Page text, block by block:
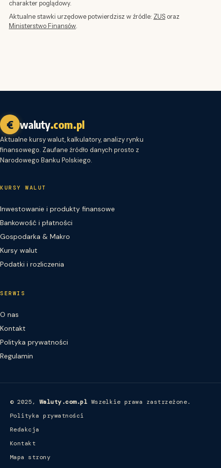
charakter poglądowy.
Aktualne stawki urzędowe potwierdzisz w źródle: ZUSoraz
Ministerstwo Finansów.
€ waluty.com.pl
Aktualne kursy walut, kalkulatory, analizy rynku
finansowego. Zaufane źródło danych prosto z
Narodowego Banku Polskiego.
KURSY WALUT
Inwestowanie i produkty finansowe
Bankowość i płatności
Gospodarka & Makro
Kursy walut
Podatki i rozliczenia
SERWIS
O nas
Kontakt
Polityka prywatności
Regulamin
© 2025, Waluty.com.pl Wszelkie prawa zastrzeżone.
Polityka prywatności
Redakcja
Kontakt
Mapa strony